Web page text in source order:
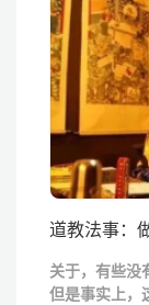
道教法事：
关于，有些没
但是事实上，